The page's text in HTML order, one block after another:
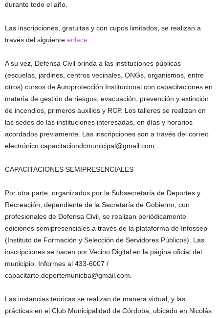
durante todo el año.
Las inscripciones, gratuitas y con cupos limitados, se realizan a
través del siguiente enlace
A su vez, Defensa Civil brinda a las instituciones públicas
(escuelas, jardines, centros vecinales, ONGs, organismos, entre
otros) cursos de Autoprotección Institucional con capacitaciones en
materia de gestión de riesgos, evacuación, prevención y extinción
de incendios, primeros auxilios y RCP. Los talleres se realizan en
las sedes de las instituciones interesadas, en días y horarios
acordados previamente. Las inscripciones son a través del correo
electrónico capacitaciondcmunicipal@gmail.com.
CAPACITACIONES SEMIPRESENCIALES
Por otra parte, organizados por la Subsecretaría de Deportes y
Recreación, dependiente de la Secretaría de Gobierno, con
profesionales de Defensa Civil, se realizan periódicamente
ediciones semipresenciales a través de la plataforma de Infossep
(Instituto de Formación y Selección de Servidores Públicos). Las
inscripciones se hacen por Vecino Digital en la página oficial del
municipio. Informes al 433-6007 /
capacitarte.deportemunicba@gmail.com.
Las instancias teóricas se realizan de manera virtual, y las
prácticas en el Club Municipalidad de Córdoba, ubicado en Nicolás